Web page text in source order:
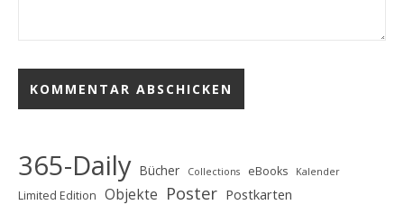
365-Daily Bücher Collections eBooks Kalender
Limited Edition Objekte Poster Postkarten